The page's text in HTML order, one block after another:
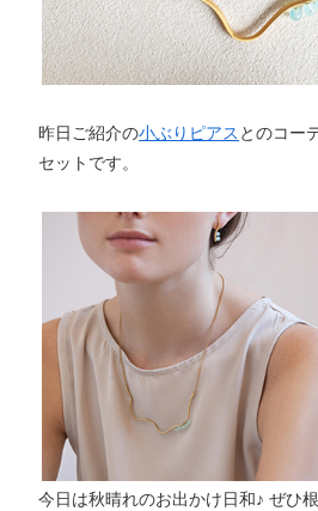
昨日ご紹介の小ぶりピアス とのコー
セットです。
今日は秋晴れのお出かけ日和♪ ぜひ